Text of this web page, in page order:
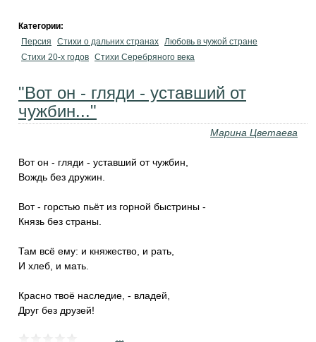
Категории:
Персия
Стихи о дальних странах Любовь в чужой стране
Стихи 20-х годов Стихи Серебряного века
"Вот он - гляди - уставший от
чужбин..."
Марина Цветаева
Вот он - гляди - уставший от чужбин,
Вождь без дружин.
Вот - горстью пьёт из горной быстрины -
Князь без страны.
Там всё ему: и княжество, и рать,
И хлеб, и мать.
Красно твоё наследие, - владей,
Друг без друзей!